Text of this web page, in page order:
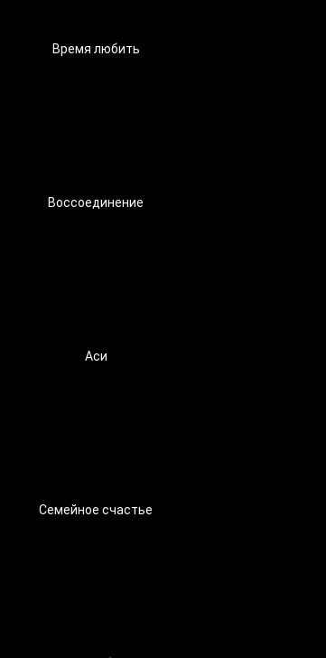
Время любить
Воссоединение
Аси
Семейное счастье